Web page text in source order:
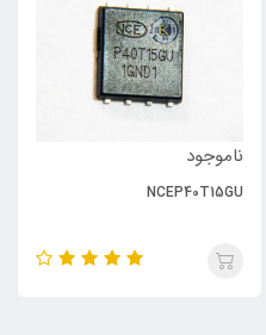
ناموجود
NCEP40T15GU